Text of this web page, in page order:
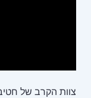
פועל בימים